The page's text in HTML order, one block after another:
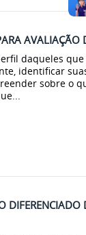
AVALIAÇÃO
daqueles
identificar
sobre o